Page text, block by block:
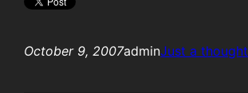
October 9, 2007adminJust a thought